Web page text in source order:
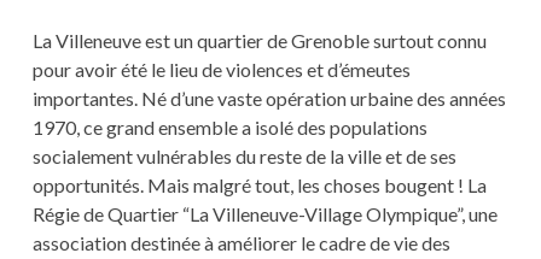
La Villeneuve est un quartier de Grenoble surtout connu
pour avoir été le lieu de violences et d’émeutes
importantes. Né d’une vaste opération urbaine des années
1970, ce grand ensemble a isolé des populations
socialement vulnérables du reste de la ville et de ses
opportunités. Mais malgré tout, les choses bougent ! La
Régie de Quartier “La Villeneuve-Village Olympique”, une
association destinée à améliorer le cadre de vie des